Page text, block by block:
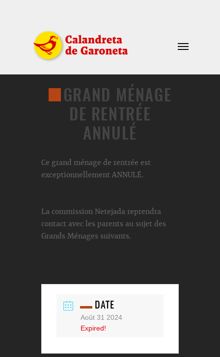
GRAND MÉNAGE
DE RENTRÉE
ANNULÉ
Ce grand ménage de rentrée est
exceptionnellement ANNULÉ.
La commission Netejada reprendra
contact avec les parents au sujet des
Grands Ménages suivants.
DATE
Août 31 2024
Expired!